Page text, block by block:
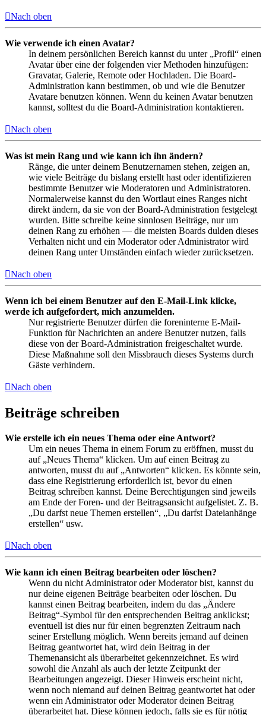
Nach oben
Wie verwende ich einen Avatar?
In deinem persönlichen Bereich kannst du unter „Profil“ einen
Avatar über eine der folgenden vier Methoden hinzufügen:
Gravatar, Galerie, Remote oder Hochladen. Die Board-
Administration kann bestimmen, ob und wie die Benutzer
Avatare benutzen können. Wenn du keinen Avatar benutzen
kannst, solltest du die Board-Administration kontaktieren.
Nach oben
Was ist mein Rang und wie kann ich ihn ändern?
Ränge, die unter deinem Benutzernamen stehen, zeigen an,
wie viele Beiträge du bislang erstellt hast oder identifizieren
bestimmte Benutzer wie Moderatoren und Administratoren.
Normalerweise kannst du den Wortlaut eines Ranges nicht
direkt ändern, da sie von der Board-Administration festgelegt
wurden. Bitte schreibe keine sinnlosen Beiträge, nur um
deinen Rang zu erhöhen — die meisten Boards dulden dieses
Verhalten nicht und ein Moderator oder Administrator wird
deinen Rang unter Umständen einfach wieder zurücksetzen.
Nach oben
Wenn ich bei einem Benutzer auf den E-Mail-Link klicke,
werde ich aufgefordert, mich anzumelden.
Nur registrierte Benutzer dürfen die foreninterne E-Mail-
Funktion für Nachrichten an andere Benutzer nutzen, falls
diese von der Board-Administration freigeschaltet wurde.
Diese Maßnahme soll den Missbrauch dieses Systems durch
Gäste verhindern.
Nach oben
Beiträge schreiben
Wie erstelle ich ein neues Thema oder eine Antwort?
Um ein neues Thema in einem Forum zu eröffnen, musst du
auf „Neues Thema“ klicken. Um auf einen Beitrag zu
antworten, musst du auf „Antworten“ klicken. Es könnte sein,
dass eine Registrierung erforderlich ist, bevor du einen
Beitrag schreiben kannst. Deine Berechtigungen sind jeweils
am Ende der Foren- und der Beitragsansicht aufgelistet. Z. B.
„Du darfst neue Themen erstellen“, „Du darfst Dateianhänge
erstellen“ usw.
Nach oben
Wie kann ich einen Beitrag bearbeiten oder löschen?
Wenn du nicht Administrator oder Moderator bist, kannst du
nur deine eigenen Beiträge bearbeiten oder löschen. Du
kannst einen Beitrag bearbeiten, indem du das „Ändere
Beitrag“-Symbol für den entsprechenden Beitrag anklickst;
eventuell ist dies nur für einen begrenzten Zeitraum nach
seiner Erstellung möglich. Wenn bereits jemand auf deinen
Beitrag geantwortet hat, wird dein Beitrag in der
Themenansicht als überarbeitet gekennzeichnet. Es wird
sowohl die Anzahl als auch der letzte Zeitpunkt der
Bearbeitungen angezeigt. Dieser Hinweis erscheint nicht,
wenn noch niemand auf deinen Beitrag geantwortet hat oder
wenn ein Administrator oder Moderator deinen Beitrag
überarbeitet hat. Diese können jedoch, falls sie es für nötig